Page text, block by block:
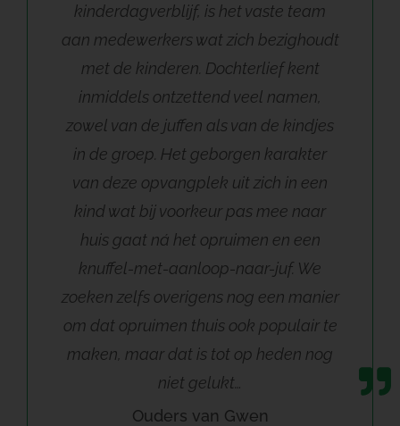
kinderdagverblijf, is het vaste team
aan medewerkers wat zich bezighoudt
met de kinderen. Dochterlief kent
inmiddels ontzettend veel namen,
zowel van de juffen als van de kindjes
in de groep. Het geborgen karakter
van deze opvangplek uit zich in een
kind wat bij voorkeur pas mee naar
huis gaat ná het opruimen en een
knuffel-met-aanloop-naar-juf. We
zoeken zelfs overigens nog een manier
om dat opruimen thuis ook populair te
maken, maar dat is tot op heden nog
niet gelukt…
Ouders van Gwen